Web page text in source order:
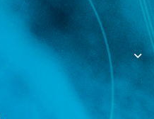
